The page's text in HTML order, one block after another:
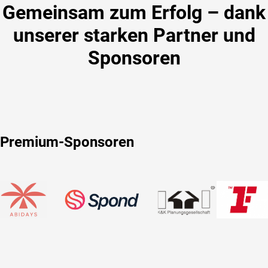
Gemeinsam zum Erfolg – dank
unserer starken Partner und
Sponsoren
Premium-Sponsoren